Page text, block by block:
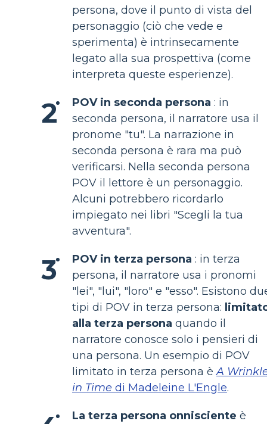
persona, dove il punto di vista del
personaggio (ciò che vede e
sperimenta) è intrinsecamente
legato alla sua prospettiva (come
interpreta queste esperienze).
POV in seconda persona : in
seconda persona, il narratore usa il
pronome "tu". La narrazione in
seconda persona è rara ma può
verificarsi. Nella seconda persona
POV il lettore è un personaggio.
Alcuni potrebbero ricordarlo
impiegato nei libri "Scegli la tua
avventura".
POV in terza persona : in terza
persona, il narratore usa i pronomi
"lei", "lui", "loro" e "esso". Esistono
tipi di POV in terza persona:
alla terza persona quando il
narratore conosce solo i pensieri di
una persona. Un esempio di POV
limitato in terza persona èA
in Time di Madeleine L'Engle.
La terza persona onnisciente è